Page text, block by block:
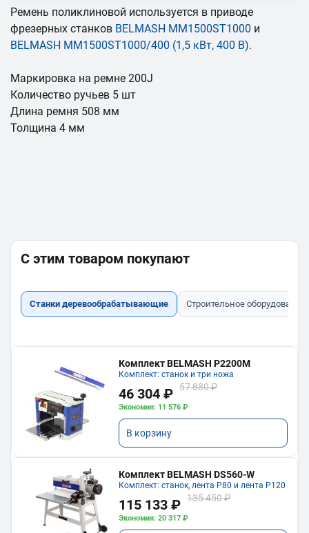
Ремень поликлиновой используется в приводе
фрезерных станков BELMASH MM1500ST1000 и
BELMASH MM1500ST1000/400 (1,5 кВт, 400 В).
Маркировка на ремне 200J
Количество ручьев 5 шт
Длина ремня 508 мм
Толщина 4 мм
С этим товаром покупают
Станки деревообрабатывающие Строительное оборудование
Комплект BELMASH P2200M
Комплект: станок и три ножа
46 304 ₽ 57 880 ₽
Экономия: 11 576 ₽
В корзину
Комплект BELMASH DS560-W
Комплект: станок, лента P80 и лента P120
115 133 ₽ 135 450 ₽
Экономия: 20 317 ₽